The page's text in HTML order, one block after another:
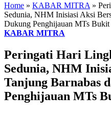
Home » KABAR MITRA »
Sedunia, NHM Inisiasi Aksi
Dukung Penghijauan MTs
KABAR MITRA
Peringati Hari
Sedunia, NHM
Tanjung Barnabas
Penghijauan MTs